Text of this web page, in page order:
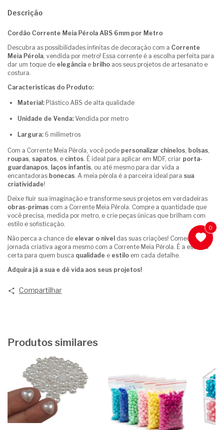
Descrição
Cordão Corrente Meia Pérola ABS 6mm por Metro
Descubra as possibilidades infinitas de decoração com a Corrente
Meia Pérola, vendida por metro! Essa corrente é a escolha perfeita para
dar um toque de elegância e brilho aos seus projetos de artesanato e
costura.
Características do Produto:
Material: Plástico ABS de alta qualidade
Unidade de Venda: Vendida por metro
Largura: 6 milímetros
Com a Corrente Meia Pérola, você pode personalizar chinelos, bolsas,
roupas, sapatos, e cintos. É ideal para aplicar em MDF, criar porta-
guardanapos, laços infantis, ou até mesmo para dar vida a
encantadoras bonecas. A meia pérola é a parceira ideal para sua
criatividade!
Deixe fluir sua imaginação e transforme seus projetos em verdadeiras
obras-primas com a Corrente Meia Pérola. Compre a quantidade que
você precisa, medida por metro, e crie peças únicas que brilham com
estilo e sofisticação.
Não perca a chance de elevar o nível das suas criações! Comece sua
jornada criativa agora mesmo com a Corrente Meia Pérola. É a escolha
certa para quem busca qualidade e estilo em cada detalhe.
Adquira já a sua e dê vida aos seus projetos!
Compartilhar
Produtos similares
0